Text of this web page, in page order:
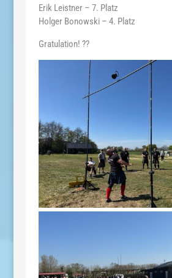
Erik Leistner – 7. Platz
Holger Bonowski – 4. Platz
Gratulation! ??